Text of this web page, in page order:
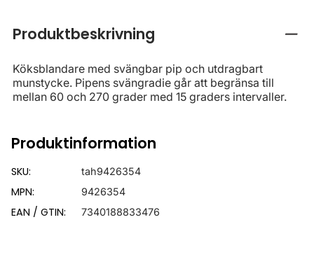
Produktbeskrivning
Köksblandare med svängbar pip och utdragbart
munstycke. Pipens svängradie går att begränsa till
mellan 60 och 270 grader med 15 graders intervaller.
Produktinformation
SKU: tah9426354
MPN: 9426354
EAN / GTIN: 7340188833476